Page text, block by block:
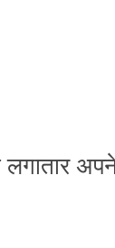
लगातार